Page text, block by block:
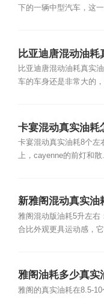
下的一辆中型汽车，这
比亚迪唐混动油
比亚迪唐混动油耗真实
车的车身还是非常大的
卡宴混动真实油耗
卡宴混动真实油耗8个左
上，cayenne的前灯和散
新雅阁混动真实油
雅阁混动版油耗5升左右
合比外观更具运动感，它
雅阁油耗多少真实
雅阁的真实油耗在8.5-